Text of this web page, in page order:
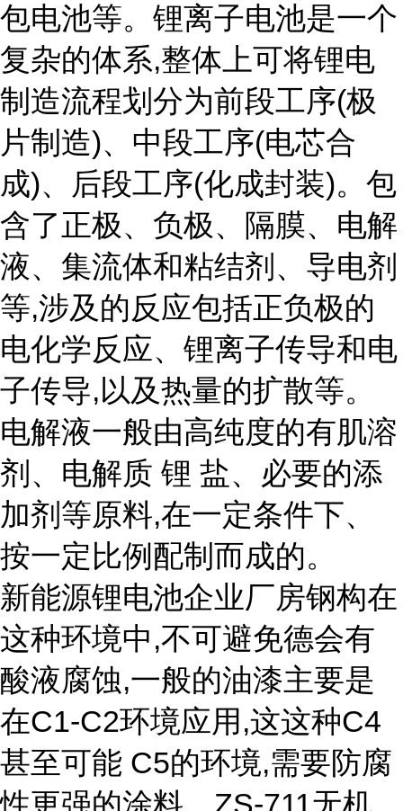
包电池等。锂离子电池是一个
复杂的体系,整体上可将锂电
制造流程划分为前段工序(极
片制造)、中段工序(电芯合
成)、后段工序(化成封装)。包
含了正极、负极、隔膜、电解
液、集流体和粘结剂、导电剂
等,涉及的反应包括正负极的
电化学反应、锂离子传导和电
子传导,以及热量的扩散等。
电解液一般由高纯度的有肌溶
剂、电解质 锂 盐、必要的添
加剂等原料,在一定条件下、
按一定比例配制而成的。
新能源锂电池企业厂房钢构在
这种环境中,不可避免德会有
酸液腐蚀,一般的油漆主要是
在C1-C2环境应用,这这种C4
甚至可能 C5的环境,需要防腐
性更强的涂料。ZS-711无机